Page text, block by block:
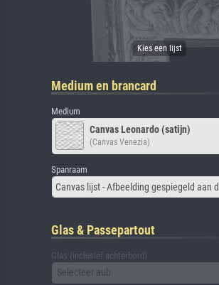
Medium en brancard
Medium
Canvas Leonardo (satijn)
(Canvas Venezia)
Spanraam
Glas & Passepartout
Glas (inclusief achterbord)
Selecteer aub